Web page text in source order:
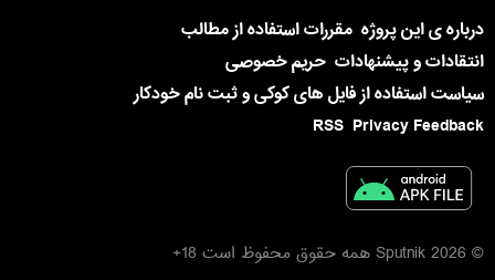
درباره ی این پروژه مقررات استفاده از مطالب
انتقادات و پیشنهادات حریم خصوصی
سیاست استفاده از فایل های کوکی و ثبت نام خودکار
Privacy Feedback
RSS
© 2026 Sputnik همه حقوق محفوظ است 18+